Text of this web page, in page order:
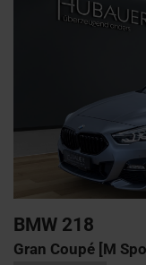
BMW 218
Gran Coupé [M